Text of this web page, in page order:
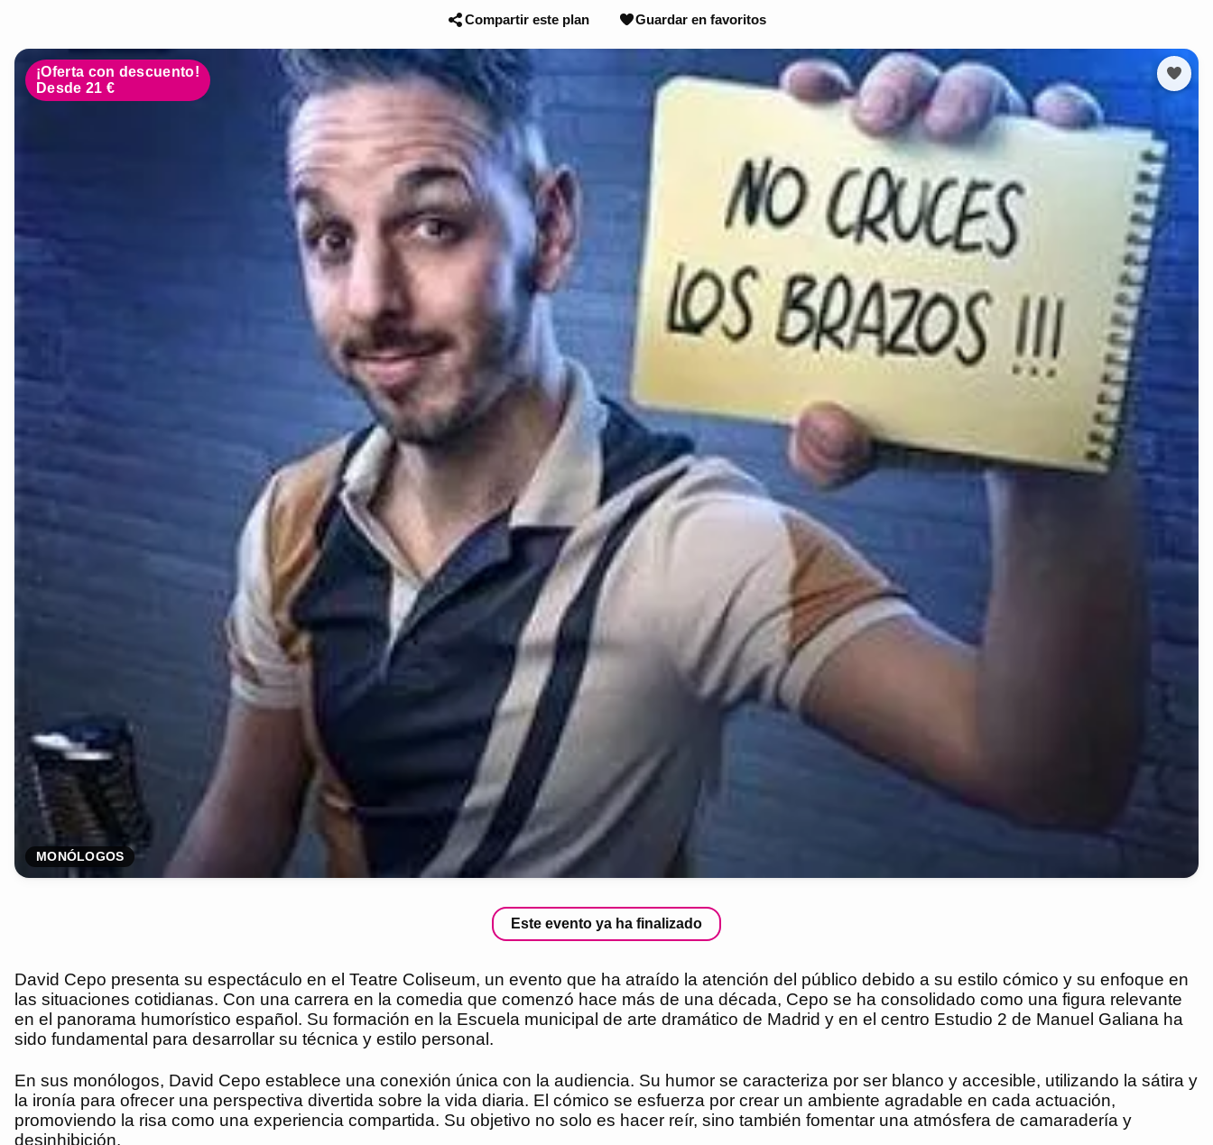
Compartir este plan Guardar en favoritos
¡Oferta con descuento!
Desde 21 €
MONÓLOGOS
Este evento ya ha finalizado
David Cepo presenta su espectáculo en el Teatre Coliseum, un evento que ha atraído la atención del público debido a su estilo cómico y su enfoque en
las situaciones cotidianas. Con una carrera en la comedia que comenzó hace más de una década, Cepo se ha consolidado como una figura relevante
en el panorama humorístico español. Su formación en la Escuela municipal de arte dramático de Madrid y en el centro Estudio 2 de Manuel Galiana ha
sido fundamental para desarrollar su técnica y estilo personal.
En sus monólogos, David Cepo establece una conexión única con la audiencia. Su humor se caracteriza por ser blanco y accesible, utilizando la sátira y
la ironía para ofrecer una perspectiva divertida sobre la vida diaria. El cómico se esfuerza por crear un ambiente agradable en cada actuación,
promoviendo la risa como una experiencia compartida. Su objetivo no solo es hacer reír, sino también fomentar una atmósfera de camaradería y
desinhibición.